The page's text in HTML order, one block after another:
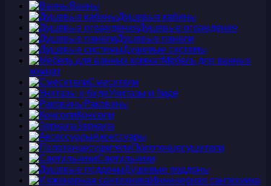
Ванны
Душевые кабины
Душевые ограждения
Душевые панели
Душевые системы
Мебель для ванных
комнат
Смесители
Унитазы и биде
Раковины
Консоли
Зеркала
Аксессуары
Полотенцесушители
Светильники
Душевые поддоны
Инженерная сантехника